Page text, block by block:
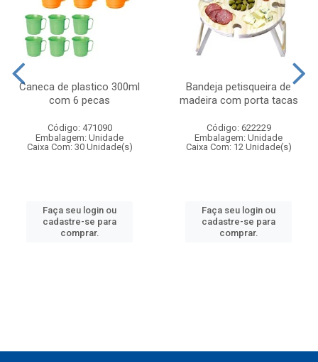
Caneca de plastico 300ml
com 6 pecas
Código: 471090
Embalagem: Unidade
Caixa Com: 30 Unidade(s)
Faça seu login ou
cadastre-se para
comprar.
Bandeja petisqueira de
madeira com porta tacas
Código: 622229
Embalagem: Unidade
Caixa Com: 12 Unidade(s)
Faça seu login ou
cadastre-se para
comprar.